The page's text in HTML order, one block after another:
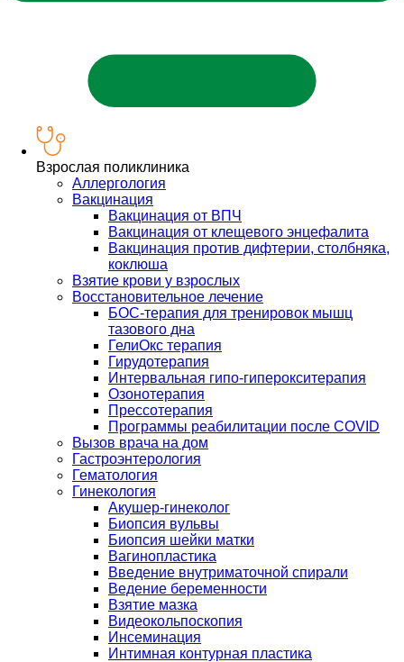
Взрослая поликлиника
Аллергология
Вакцинация
Вакцинация от ВПЧ
Вакцинация от клещевого энцефалита
Вакцинация против дифтерии, столбняка,
коклюша
Взятие крови у взрослых
Восстановительное лечение
БОС-терапия для тренировок мышц
тазового дна
ГелиОкс терапия
Гирудотерапия
Интервальная гипо-гиперокситерапия
Озонотерапия
Прессотерапия
Программы реабилитации после СOVID
Вызов врача на дом
Гастроэнтерология
Гематология
Гинекология
Акушер-гинеколог
Биопсия вульвы
Биопсия шейки матки
Вагинопластика
Введение внутриматочной спирали
Ведение беременности
Взятие мазка
Видеокольпоскопия
Инсеминация
Интимная контурная пластика